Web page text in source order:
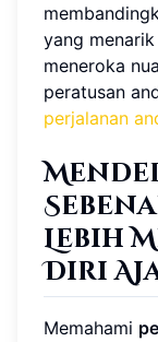
yang
meneroka
peratusan
perjalanan
Lebih
Diri
Memahami